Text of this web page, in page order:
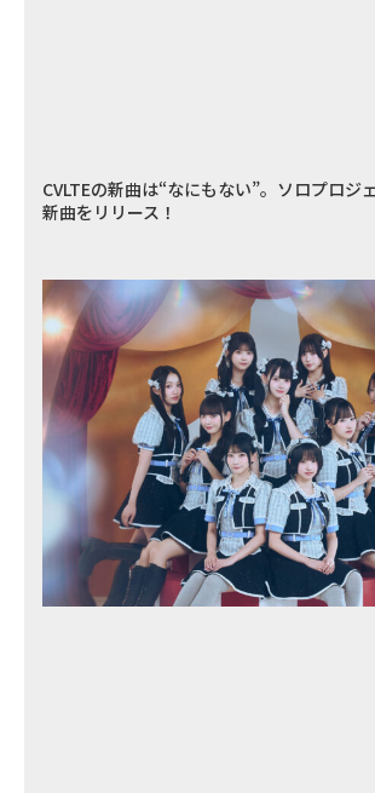
CVLTEの新曲は“なにもない”。ソロプロジ
新曲をリリース！